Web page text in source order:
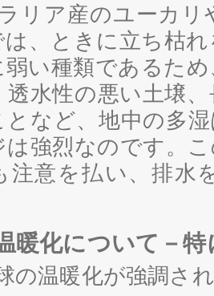
リア産のユーカ
、ときに立ち枯
弱い種類であるた
透水性の悪い土壌
など、地中の多
は強烈なのです。
注意を払い、排水
暖化について－
の温暖化が強調さ